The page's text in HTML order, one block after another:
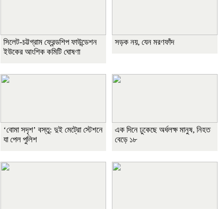
সিলেট-চট্টগ্রাম ফ্রেন্ডশিপ ফাউন্ডেশন
ইউকের আংশিক কমিটি ঘোষণা
সড়ক নয়, যেন মরণফাঁদ
‘বোমা সদৃশ’ বস্তু: দুই মেট্রো স্টেশনে
যা পেল পুলিশ
এক দিনে ঢুকেছে অর্ধলক্ষ মানুষ, নিহত
বেড়ে ১৮